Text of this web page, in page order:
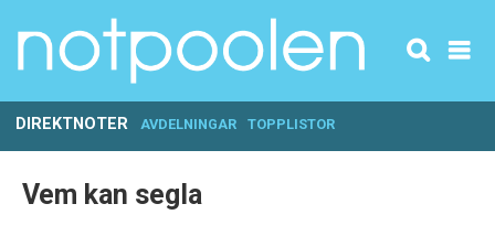
DIREKTNOTER AVDELNINGAR TOPPLISTOR
Vem kan segla